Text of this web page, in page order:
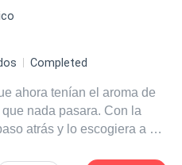
Completed
ahora tenían el aroma de
nada pasara. Con la
atrás y lo escogiera a él,